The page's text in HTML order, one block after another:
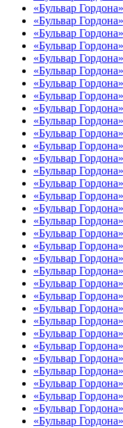
«Бульвар
«Бульвар
«Бульвар
«Бульвар
«Бульвар
«Бульвар
«Бульвар
«Бульвар
«Бульвар
«Бульвар
«Бульвар
«Бульвар
«Бульвар
«Бульвар
«Бульвар
«Бульвар
«Бульвар
«Бульвар
«Бульвар
«Бульвар
«Бульвар
«Бульвар
«Бульвар
«Бульвар
«Бульвар
«Бульвар
«Бульвар
«Бульвар
«Бульвар
«Бульвар
«Бульвар
«Бульвар
«Бульвар
«Бульвар